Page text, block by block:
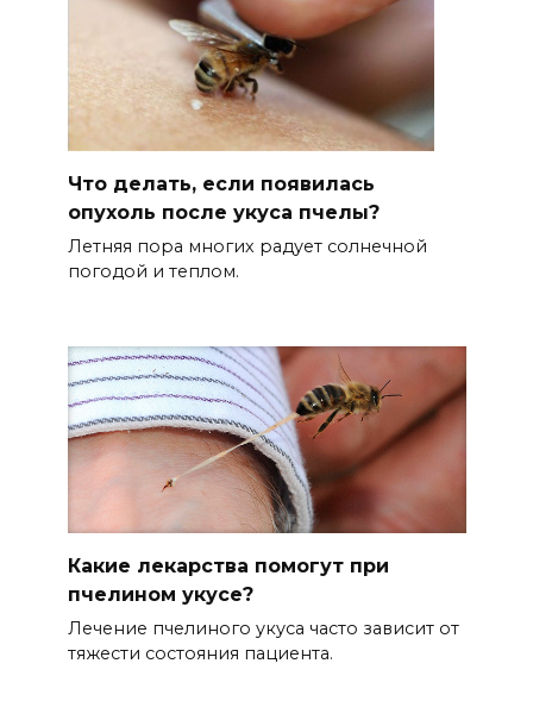
Что делать, если появилась
опухоль после укуса пчелы?
Летняя пора многих радует солнечной
погодой и теплом.
Какие лекарства помогут при
пчелином укусе?
Лечение пчелиного укуса часто зависит от
тяжести состояния пациента.